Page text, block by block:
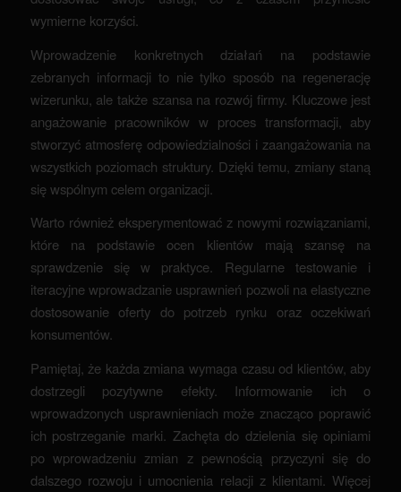
wymierne korzyści.
Wprowadzenie konkretnych działań na podstawie
zebranych informacji to nie tylko sposób na regenerację
wizerunku, ale także szansa na rozwój firmy. Kluczowe jest
angażowanie pracowników w proces transformacji, aby
stworzyć atmosferę odpowiedzialności i zaangażowania na
wszystkich poziomach struktury. Dzięki temu, zmiany staną
się wspólnym celem organizacji.
Warto również eksperymentować z nowymi rozwiązaniami,
które na podstawie ocen klientów mają szansę na
sprawdzenie się w praktyce. Regularne testowanie i
iteracyjne wprowadzanie usprawnień pozwoli na elastyczne
dostosowanie oferty do potrzeb rynku oraz oczekiwań
konsumentów.
Pamiętaj, że każda zmiana wymaga czasu od klientów, aby
dostrzegli pozytywne efekty. Informowanie ich o
wprowadzonych usprawnieniach może znacząco poprawić
ich postrzeganie marki. Zachęta do dzielenia się opiniami
po wprowadzeniu zmian z pewnością przyczyni się do
dalszego rozwoju i umocnienia relacji z klientami. Więcej